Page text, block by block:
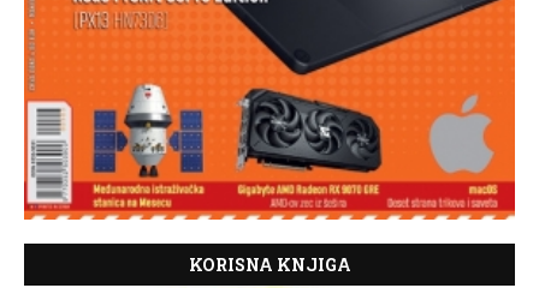
KORISNA KNJIGA